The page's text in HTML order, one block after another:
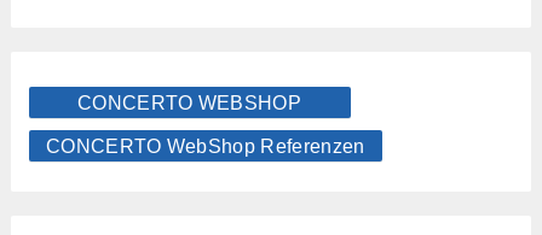
CONCERTO WEBSHOP
CONCERTO WebShop Referenzen